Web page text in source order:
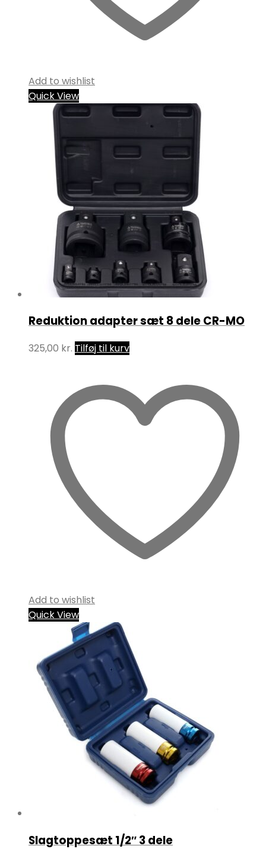
Add to wishlist
Quick View
Reduktion adapter sæt 8 dele CR-MO
325,00 kr. Tilføj til kurv
Add to wishlist
Quick View
Slagtoppesæt 1/2″ 3 dele